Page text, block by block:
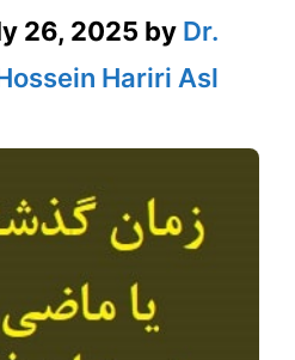
26, 2025 by Dr.
Hariri Asl